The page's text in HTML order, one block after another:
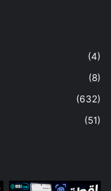
(4)
(8)
(632)
(51)